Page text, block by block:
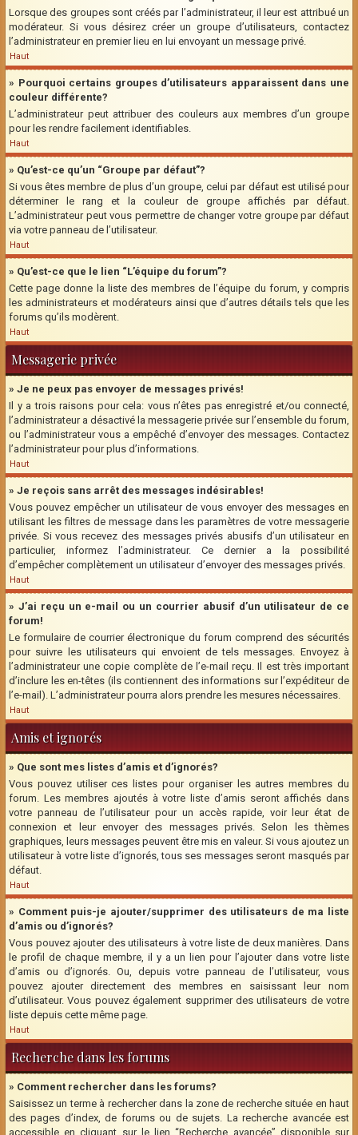
Lorsque des groupes sont créés par l’administrateur, il leur est attribué un
modérateur. Si vous désirez créer un groupe d’utilisateurs, contactez
l’administrateur en premier lieu en lui envoyant un message privé.
Haut
» Pourquoi certains groupes d’utilisateurs apparaissent dans une
couleur différente?
L’administrateur peut attribuer des couleurs aux membres d’un groupe
pour les rendre facilement identifiables.
Haut
» Qu’est-ce qu’un “Groupe par défaut”?
Si vous êtes membre de plus d’un groupe, celui par défaut est utilisé pour
déterminer le rang et la couleur de groupe affichés par défaut.
L’administrateur peut vous permettre de changer votre groupe par défaut
via votre panneau de l’utilisateur.
Haut
» Qu’est-ce que le lien “L’équipe du forum”?
Cette page donne la liste des membres de l’équipe du forum, y compris
les administrateurs et modérateurs ainsi que d’autres détails tels que les
forums qu’ils modèrent.
Haut
Messagerie privée
» Je ne peux pas envoyer de messages privés!
Il y a trois raisons pour cela: vous n’êtes pas enregistré et/ou connecté,
l’administrateur a désactivé la messagerie privée sur l’ensemble du forum,
ou l’administrateur vous a empêché d’envoyer des messages. Contactez
l’administrateur pour plus d’informations.
Haut
» Je reçois sans arrêt des messages indésirables!
Vous pouvez empêcher un utilisateur de vous envoyer des messages en
utilisant les filtres de message dans les paramètres de votre messagerie
privée. Si vous recevez des messages privés abusifs d’un utilisateur en
particulier, informez l’administrateur. Ce dernier a la possibilité
d’empêcher complètement un utilisateur d’envoyer des messages privés.
Haut
» J’ai reçu un e-mail ou un courrier abusif d’un utilisateur de ce
forum!
Le formulaire de courrier électronique du forum comprend des sécurités
pour suivre les utilisateurs qui envoient de tels messages. Envoyez à
l’administrateur une copie complète de l’e-mail reçu. Il est très important
d’inclure les en-têtes (ils contiennent des informations sur l’expéditeur de
l’e-mail). L’administrateur pourra alors prendre les mesures nécessaires.
Haut
Amis et ignorés
» Que sont mes listes d’amis et d’ignorés?
Vous pouvez utiliser ces listes pour organiser les autres membres du
forum. Les membres ajoutés à votre liste d’amis seront affichés dans
votre panneau de l’utilisateur pour un accès rapide, voir leur état de
connexion et leur envoyer des messages privés. Selon les thèmes
graphiques, leurs messages peuvent être mis en valeur. Si vous ajoutez un
utilisateur à votre liste d’ignorés, tous ses messages seront masqués par
défaut.
Haut
» Comment puis-je ajouter/supprimer des utilisateurs de ma liste
d’amis ou d’ignorés?
Vous pouvez ajouter des utilisateurs à votre liste de deux manières. Dans
le profil de chaque membre, il y a un lien pour l’ajouter dans votre liste
d’amis ou d’ignorés. Ou, depuis votre panneau de l’utilisateur, vous
pouvez ajouter directement des membres en saisissant leur nom
d’utilisateur. Vous pouvez également supprimer des utilisateurs de votre
liste depuis cette même page.
Haut
Recherche dans les forums
» Comment rechercher dans les forums?
Saisissez un terme à rechercher dans la zone de recherche située en haut
des pages d’index, de forums ou de sujets. La recherche avancée est
accessible en cliquant sur le lien “Recherche avancée” disponible sur